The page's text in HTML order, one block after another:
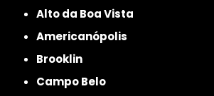
Alto da Boa Vista
Americanópolis
Brooklin
Campo Belo